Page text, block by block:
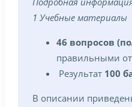
1 Учебные материалы
46 вопросов
правильными
Результат 100
В описании